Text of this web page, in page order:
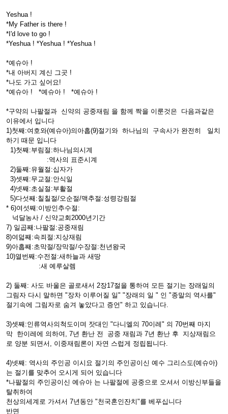
Yeshua !
*My Father is there !
*I'd love to go !
*Yeshua ! *Yeshua ! *Yeshua !
*예슈아 !
*내 아버지 계신 그곳 !
*나도 가고 싶어요!
*예슈아 ! *예슈아 ! *예슈아 !
*구약의 나팔절과 신약의 공중재림 을 함께 짝을 이룬것은 다음과같은
이유에서 입니다
1)첫째:여호와(예슈아)의아홉(9)절기와 하나님의 구속사가 완전히 일치
하기 때문 입니다
1)첫째:부림절:하나님의시계
:역사의 표준시계
2)둘째:유월절:십자가
3)셋째:무교절:안식일
4)넷째:초실절:부활절
5)다섯째:칠칠절/오순절/맥추절:성령강림절
* 6)여섯째:이방인추수절:
넉달농사 / 신약교회2000년기간
7) 일곱째:나팔절:공중재림
8)여덟째:속죄절:지상재림
9)아홉째:초막절/장막절/수장절:천년왕국
10)열번째:수전절:새하늘과 새땅
:새 예루살렘
2) 둘째: 사도 바울은 골로새서 2장17절을 통하여 모든 절기는 장래일의
그림자 다시 말하면 "장차 이루어질 일" "장래의 일 " 인 "종말의 역사를"
절기속에 그림자로 숨겨 놓았다고 증언" 하고 있습니다.
3)셋째:인류역사의척도이며 잣대인 "다니엘의 70이레" 의 70번째 마지
막 한이레에 의하여, 7년 환난 전 공중 재림과 7년 환난 후 지상재림으
로 양분 되면서, 이중재림론이 자연 스럽게 정립됩니다.
4)넷째: 역사의 주인공 이시요 절기의 주인공이신 예수 그리스도(예슈아)
는 절기를 맞추어 오시게 되어 있습니다
*나팔절의 주인공이신 예슈아 는 나팔절에 공중으로 오셔서 이방신부들을
탈취하여
천상의세계로 가셔서 7년동안 "천국혼인잔치"를 베푸십니다
반면